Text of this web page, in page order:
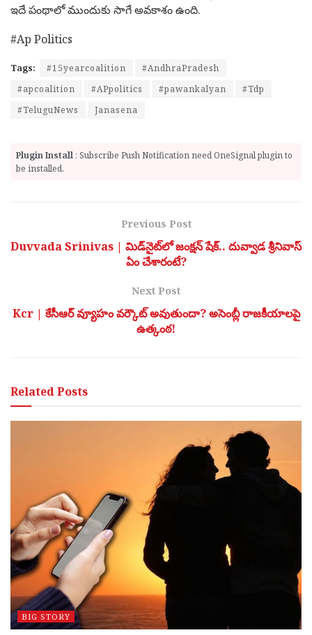
ఇదే పంథాలో ముందుకు సాగే అవ‌కాశం ఉంది.
#Ap Politics
Tags: #15yearcoalition
#AndhraPradesh
#apcoalition
#APpolitics #pawankalyan
#Tdp
#TeluguNews
Janasena
Plugin Install : Subscribe Push Notification need OneSignal plugin to
be installed.
Previous Post
Duvvada Srinivas | మిడ్‌నైట్‌లో జంక్షన్ షేక్.. దువ్వాడ శ్రీనివాస్
ఏం చేశారంటే?
Next Post
Kcr | కేసీఆర్ వ్యూహం వర్కౌట్ అవుతుందా? అసెంబ్లీ రాజకీయాలపై
ఉత్కంఠ!
RelatedPosts
BIG STORY